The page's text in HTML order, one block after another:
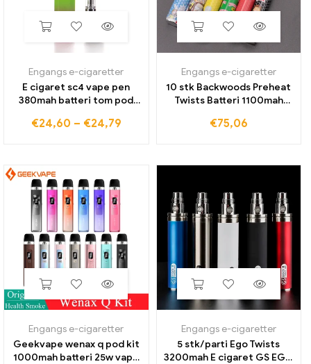
Engangs e-cigaretter
E cigaret sc4 vape pen
380mah batteri tom pod
opladningsport til gevind
€24,60 – €24,79
Engangs e-cigaretter
10 stk Backwoods Preheat
Twists Batteri 1100mah
spænding Batteri Vape pen
€75,06
Engangs e-cigaretter
Geekvape wenax q pod kit
1000mah batteri 25w vape
Engangs e-cigaretter
5 stk/parti Ego Twists
3200mah E cigaret GS EGO